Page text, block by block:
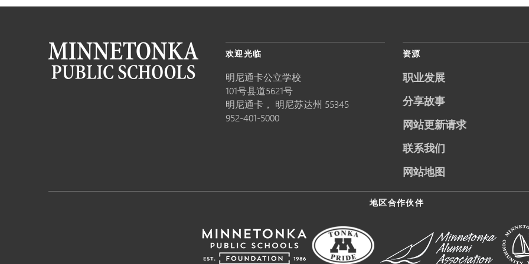
欢迎光临
明尼通卡公立学校
101号县道5621号
明尼通卡， 明尼苏达州 55345
952-401-5000
资源
职业发展
分享故事
网站更新请求
联系我们
网站地图
地区合作伙伴